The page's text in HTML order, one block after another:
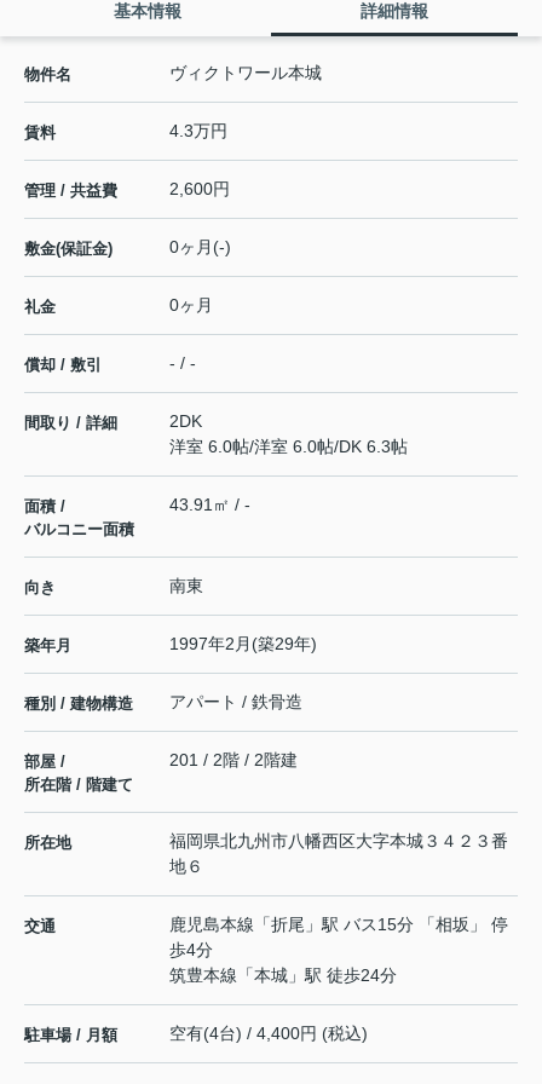
基本情報 詳細情報
物件名 ヴィクトワール本城
賃料 4.3万円
管理 / 共益費 2,600円
敷金(保証金) 0ヶ月(-)
礼金 0ヶ月
償却 / 敷引 - / -
間取り / 詳細
2DK
洋室 6.0帖/洋室 6.0帖/DK 6.3帖
面積 /
バルコニー面積
43.91㎡ / -
向き 南東
築年月 1997年2月(築29年)
種別 / 建物構造 アパート / 鉄骨造
部屋 /
所在階 / 階建て
201 / 2階 / 2階建
所在地 福岡県北九州市八幡西区大字本城３４２３番
地６
交通 鹿児島本線 「折尾 」駅 バス15分 「相坂」 停
歩4分
筑豊本線 「本城 」駅 徒歩24分
駐車場 / 月額 空有(4台) / 4,400円 (税込)